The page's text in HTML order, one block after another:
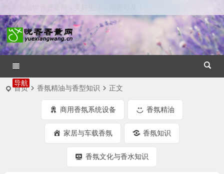
首页 香氛精油与香型知识 正文
商用香氛系统设备 香氛精油
家居与车载香氛 香氛知识
香氛文化与香水知识